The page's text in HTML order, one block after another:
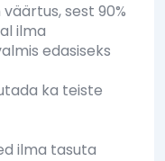
sest 90%
ilma
edasiseks
ka teiste
ilma tasuta